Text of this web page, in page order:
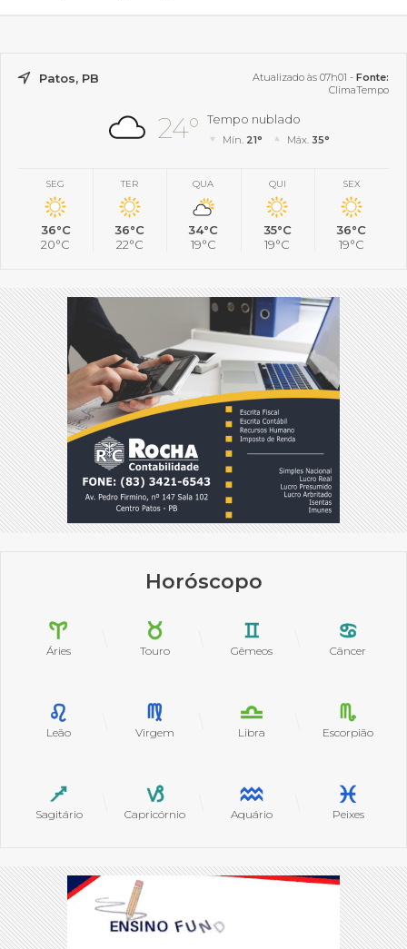
Patos, PB Atualizado às 07h01 - Fonte:
ClimaTempo
24° Tempo nublado
Mín. 21° Máx. 35°
SEG
36°C
20°C
TER
36°C
22°C
QUA
34°C
19°C
QUI
35°C
19°C
SEX
36°C
19°C
Horóscopo
Áries Touro Gêmeos Câncer
Leão Virgem Libra Escorpião
Sagitário Capricórnio Aquário Peixes